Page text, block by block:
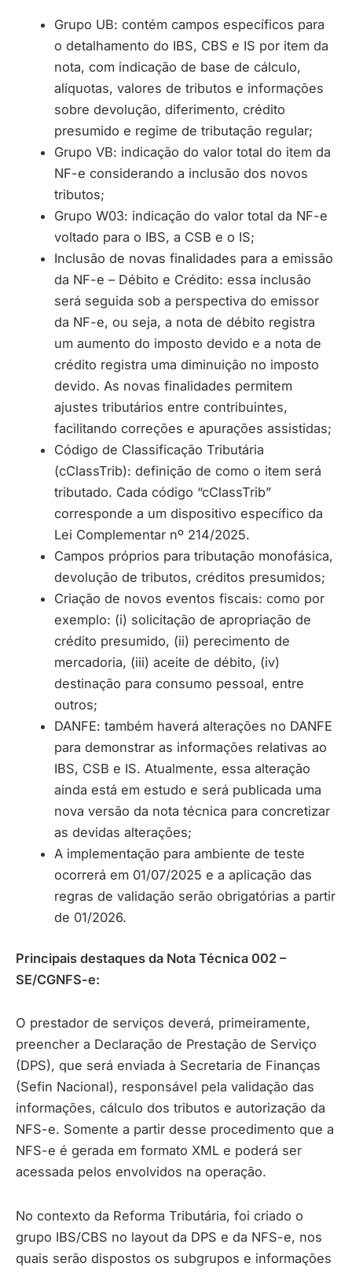
Grupo UB: contém campos específicos para
o detalhamento do IBS, CBS e IS por item da
nota, com indicação de base de cálculo,
alíquotas, valores de tributos e informações
sobre devolução, diferimento, crédito
presumido e regime de tributação regular;
Grupo VB: indicação do valor total do item da
NF-e considerando a inclusão dos novos
tributos;
Grupo W03: indicação do valor total da NF-e
voltado para o IBS, a CSB e o IS;
Inclusão de novas finalidades para a emissão
da NF-e – Débito e Crédito: essa inclusão
será seguida sob a perspectiva do emissor
da NF-e, ou seja, a nota de débito registra
um aumento do imposto devido e a nota de
crédito registra uma diminuição no imposto
devido. As novas finalidades permitem
ajustes tributários entre contribuintes,
facilitando correções e apurações assistidas;
Código de Classificação Tributária
(cClassTrib): definição de como o item será
tributado. Cada código “cClassTrib”
corresponde a um dispositivo específico da
Lei Complementar nº 214/2025.
Campos próprios para tributação monofásica,
devolução de tributos, créditos presumidos;
Criação de novos eventos fiscais: como por
exemplo: (i) solicitação de apropriação de
crédito presumido, (ii) perecimento de
mercadoria, (iii) aceite de débito, (iv)
destinação para consumo pessoal, entre
outros;
DANFE: também haverá alterações no DANFE
para demonstrar as informações relativas ao
IBS, CSB e IS. Atualmente, essa alteração
ainda está em estudo e será publicada uma
nova versão da nota técnica para concretizar
as devidas alterações;
A implementação para ambiente de teste
ocorrerá em 01/07/2025 e a aplicação das
regras de validação serão obrigatórias a partir
de 01/2026.
Principais destaques da Nota Técnica 002 –
SE/CGNFS-e:
O prestador de serviços deverá, primeiramente,
preencher a Declaração de Prestação de Serviço
(DPS), que será enviada à Secretaria de Finanças
(Sefin Nacional), responsável pela validação das
informações, cálculo dos tributos e autorização da
NFS-e. Somente a partir desse procedimento que a
NFS-e é gerada em formato XML e poderá ser
acessada pelos envolvidos na operação.
No contexto da Reforma Tributária, foi criado o
grupo IBS/CBS no layout da DPS e da NFS-e, nos
quais serão dispostos os subgrupos e informações